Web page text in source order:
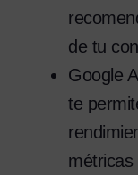
de tu
Google
te